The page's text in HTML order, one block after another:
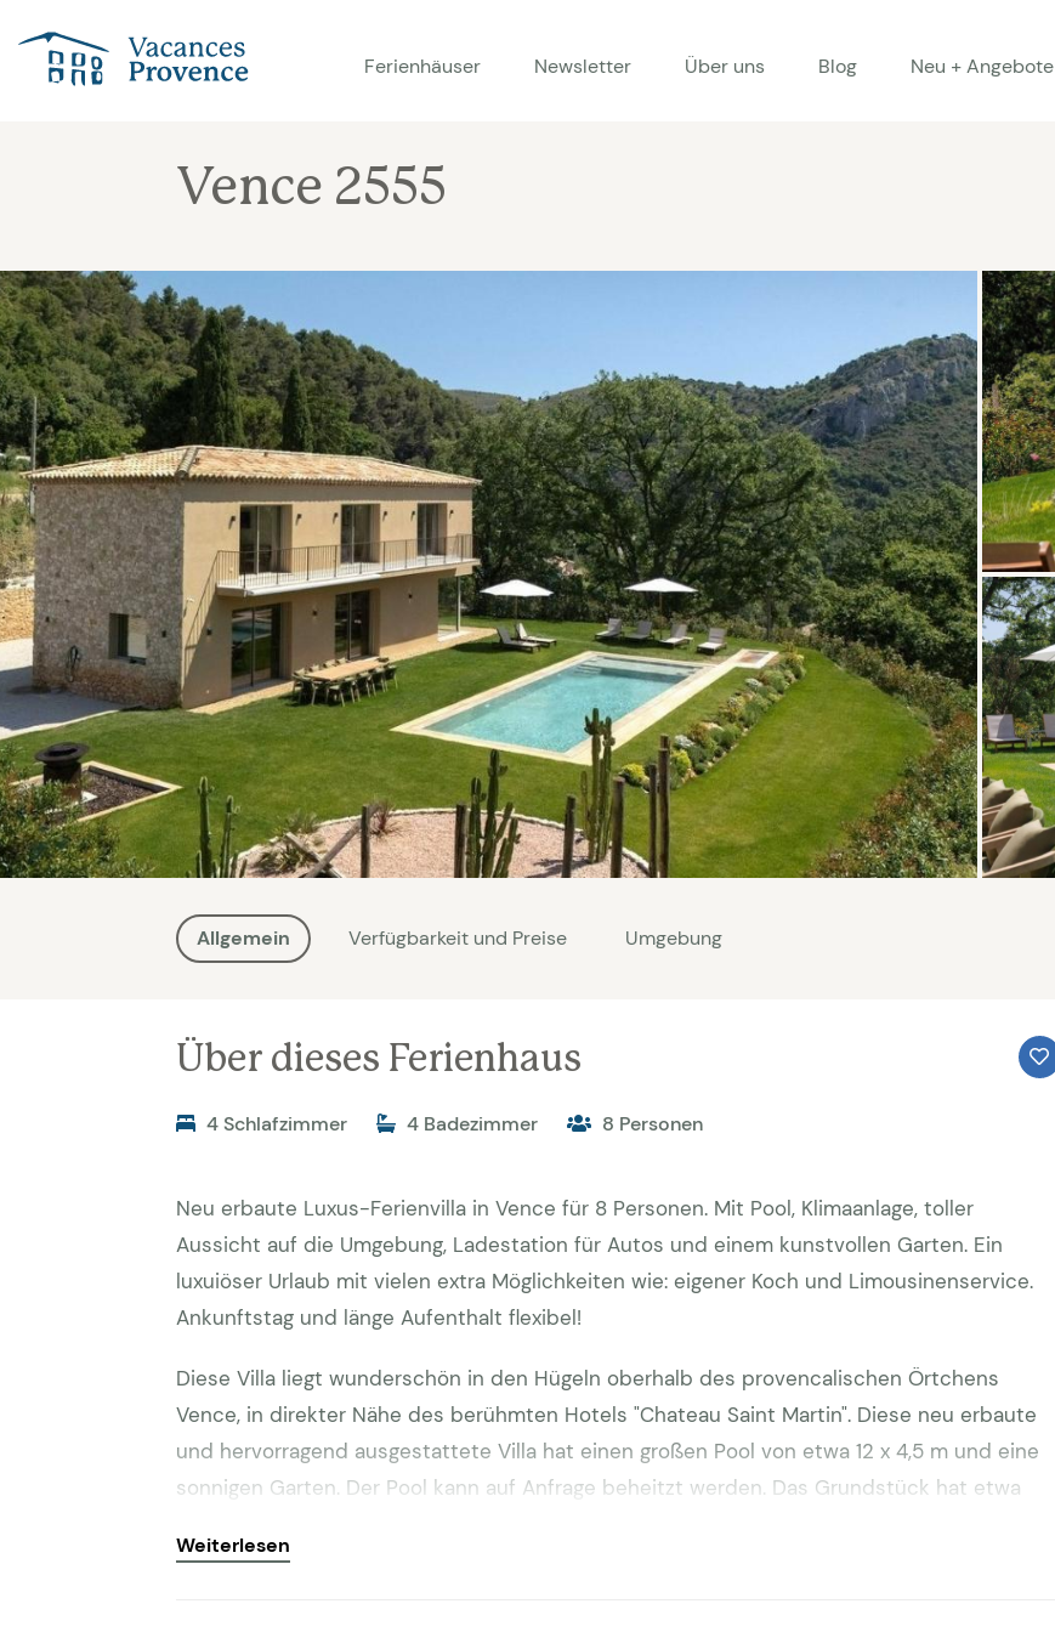
Vacances Provence
Ferienhäuser
Newsletter Über uns Blog Neu + Angebote
Vence 2555
Allgemein Verfügbarkeit und Preise Umgebung
Über dieses Ferienhaus
4 Schlafzimmer 4 Badezimmer 8 Personen
Neu erbaute Luxus-Ferienvilla in Vence für 8 Personen. Mit Pool, Klimaanlage, toller
Aussicht auf die Umgebung, Ladestation für Autos und einem kunstvollen Garten. Ein
luxuiöser Urlaub mit vielen extra Möglichkeiten wie: eigener Koch und Limousinenservice.
Ankunftstag und länge Aufenthalt flexibel!
Diese Villa liegt wunderschön in den Hügeln oberhalb des provencalischen Örtchens
Vence, in direkter Nähe des berühmten Hotels "Chateau Saint Martin". Diese neu erbaute
und hervorragend ausgestattete Villa hat einen großen Pool von etwa 12 x 4,5 m und eine
sonnigen Garten. Der Pool kann auf Anfrage beheitzt werden. Das Grundstück hat etwa
Die Lage in einem exklusiven Villenumfeld verspricht ausserdem herrliche Erholung. BBQ
Weiterlesen